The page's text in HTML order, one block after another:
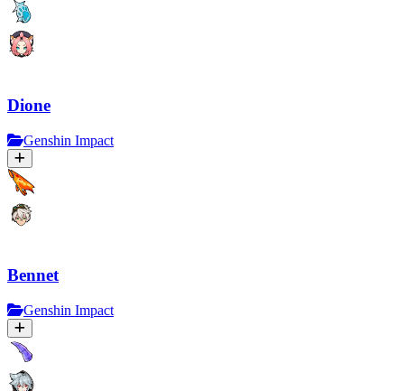
Dione
Genshin Impact
Bennet
Genshin Impact